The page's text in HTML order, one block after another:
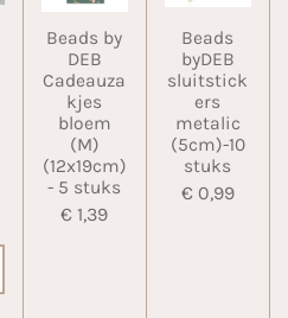
Beads by
DEB
Cadeauza
kjes
bloem
(M)
(12x19cm)
- 5 stuks
€ 1,39
Beads
byDEB
sluitstick
ers
metalic
(5cm)-10
stuks
€ 0,99